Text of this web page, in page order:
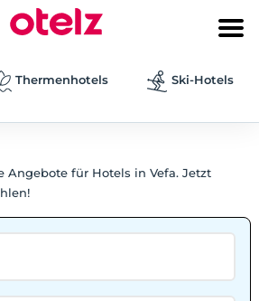
Thermenhotels Ski-Hotels
Angebote für Hotels in Vefa. Jetzt